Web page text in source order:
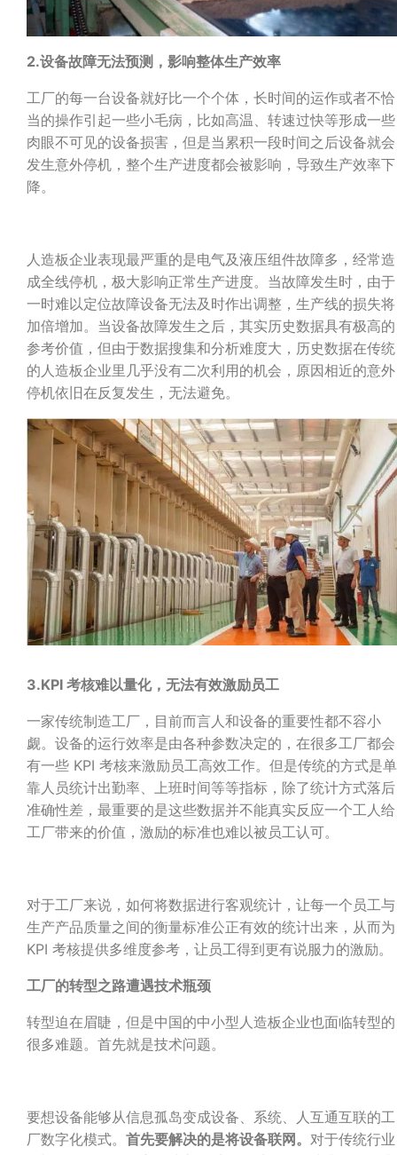
2.设备故障无法预测，影响整体生产效率
工厂的每一台设备就好比一个个体，长时间的运作或者不恰
当的操作引起一些小毛病，比如高温、转速过快等形成一些
肉眼不可见的设备损害，但是当累积一段时间之后设备就会
发生意外停机，整个生产进度都会被影响，导致生产效率下
降。
人造板企业表现最严重的是电气及液压组件故障多，经常造
成全线停机，极大影响正常生产进度。当故障发生时，由于
一时难以定位故障设备无法及时作出调整，生产线的损失将
加倍增加。当设备故障发生之后，其实历史数据具有极高的
参考价值，但由于数据搜集和分析难度大，历史数据在传统
的人造板企业里几乎没有二次利用的机会，原因相近的意外
停机依旧在反复发生，无法避免。
3.KPI 考核难以量化，无法有效激励员工
一家传统制造工厂，目前而言人和设备的重要性都不容小
觑。设备的运行效率是由各种参数决定的，在很多工厂都会
有一些 KPI 考核来激励员工高效工作。但是传统的方式是单
靠人员统计出勤率、上班时间等等指标，除了统计方式落后
准确性差，最重要的是这些数据并不能真实反应一个工人给
工厂带来的价值，激励的标准也难以被员工认可。
对于工厂来说，如何将数据进行客观统计，让每一个员工与
生产产品质量之间的衡量标准公正有效的统计出来，从而为
KPI 考核提供多维度参考，让员工得到更有说服力的激励。
工厂的转型之路遭遇技术瓶颈
转型迫在眉睫，但是中国的中小型人造板企业也面临转型的
很多难题。首先就是技术问题。
要想设备能够从信息孤岛变成设备、系统、人互通互联的工
厂数字化模式。 首先要解决的是将设备联网。 对于传统行业